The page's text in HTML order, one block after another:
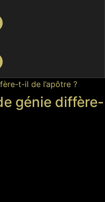
génie diffère-